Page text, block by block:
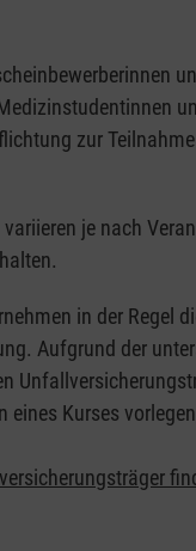
zur
je nach
in der Regel
Aufgrund der
Kurses